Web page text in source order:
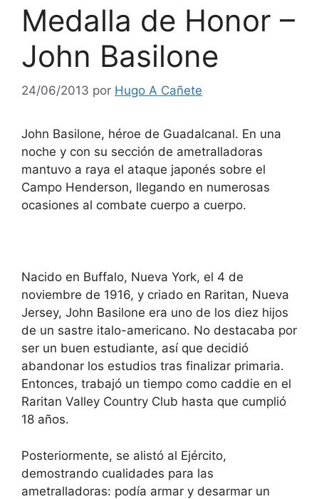
Medalla de Honor –
John Basilone
24/06/2013 por Hugo A Cañete
John Basilone, héroe de Guadalcanal. En una
noche y con su sección de ametralladoras
mantuvo a raya el ataque japonés sobre el
Campo Henderson, llegando en numerosas
ocasiones al combate cuerpo a cuerpo.
Nacido en Buffalo, Nueva York, el 4 de
noviembre de 1916, y criado en Raritan, Nueva
Jersey, John Basilone era uno de los diez hijos
de un sastre italo-americano. No destacaba por
ser un buen estudiante, así que decidió
abandonar los estudios tras finalizar primaria.
Entonces, trabajó un tiempo como caddie en el
Raritan Valley Country Club hasta que cumplió
18 años.
Posteriormente, se alistó al Ejército,
demostrando cualidades para las
ametralladoras: podía armar y desarmar un